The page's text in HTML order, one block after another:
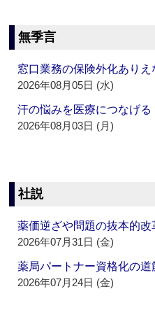
無季言
窓口業務の保険外化ありえ
2026年08月05日 (水)
汗の悩みを医療につなげる
2026年08月03日 (月)
社説
薬価逆ざや問題の抜本的改
2026年07月31日 (金)
薬局パートナー資格化の道
2026年07月24日 (金)